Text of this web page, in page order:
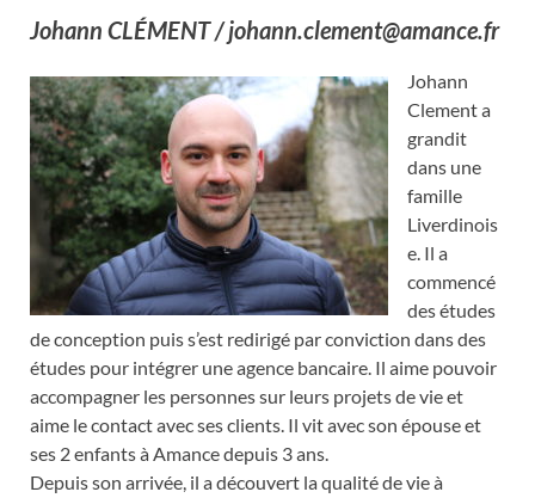
Johann CLÉMENT / johann.clement@amance.fr
Johann
Clement a
grandit
dans une
famille
Liverdinois
e. Il a
commencé
des études
de conception puis s’est redirigé par conviction dans des
études pour intégrer une agence bancaire. Il aime pouvoir
accompagner les personnes sur leurs projets de vie et
aime le contact avec ses clients. Il vit avec son épouse et
ses 2 enfants à Amance depuis 3 ans.
Depuis son arrivée, il a découvert la qualité de vie à